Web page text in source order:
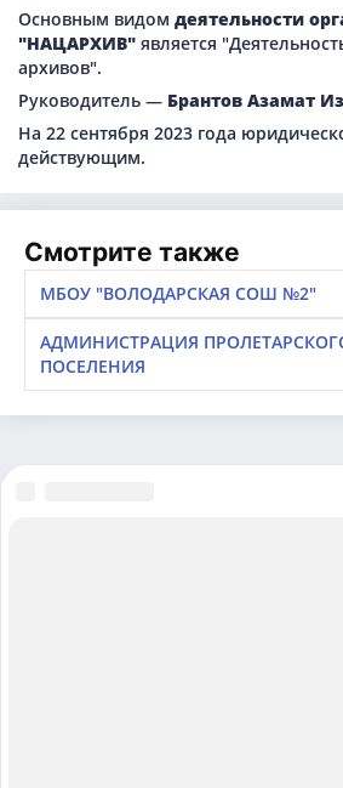
Основным видом деятельности
"НАЦАРХИВ" является
архивов".
Руководитель — Брантов Азамат
На 22 сентября 2023 года
действующим.
Смотрите также
МБОУ "ВОЛОДАРСКАЯ СОШ №2"
АДМИНИСТРАЦИЯ
ПОСЕЛЕНИЯ